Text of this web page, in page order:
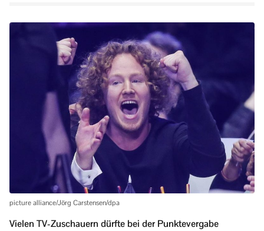
picture alliance/Jörg Carstensen/dpa
Vielen TV-Zuschauern dürfte bei der Punktevergabe